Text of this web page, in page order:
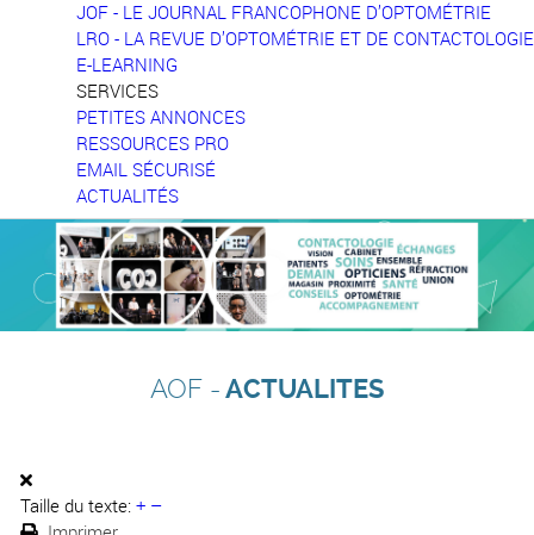
JOF - LE JOURNAL FRANCOPHONE D’OPTOMÉTRIE
LRO - LA REVUE D’OPTOMÉTRIE ET DE CONTACTOLOGIE
E-LEARNING
SERVICES
PETITES ANNONCES
RESSOURCES PRO
EMAIL SÉCURISÉ
ACTUALITÉS
AOF -ACTUALITES
Taille du texte: + –